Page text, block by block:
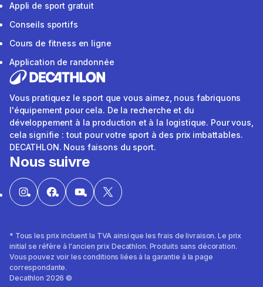
Appli de sport gratuit
Conseils sportifs
Cours de fitness en ligne
Application de randonnée
Vous pratiquez le sport que vous aimez, nous fabriquons
l'équipement pour cela. De la recherche et du
développement à la production et à la logistique. Pour vous,
cela signifie : tout pour votre sport à des prix imbattables.
DECATHLON. Nous faisons du sport.
Nous suivre
* Tous les prix incluent la TVA ainsi que les frais de livraison. Le prix
initial se réfère à l'ancien prix Decathlon. Produits sans décoration.
Vous pouvez voir les conditions liées à la garantie à la page
correspondante.
Decathlon 2026 ©